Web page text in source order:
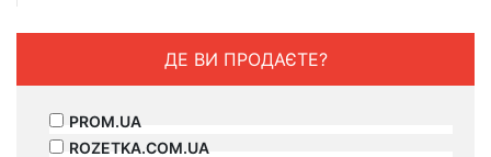
ДЕ ВИ ПРОДАЄТЕ?
PROM.UA
ROZETKA.COM.UA